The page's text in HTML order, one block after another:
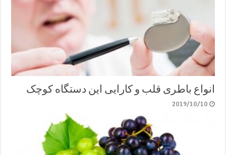
انواع باطری قلب و کارایی این دستگاه کوچک
2019/10/10